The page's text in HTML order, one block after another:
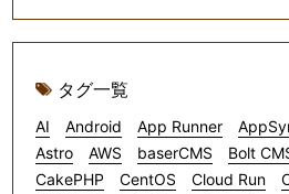
タグ一覧
AI Android App Runner
Astro
AWS baserCMS Bolt
CakePHP
CentOS Cloud Run